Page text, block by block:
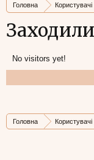
Головна Користувачі
No visitors yet!
Головна Користувачі